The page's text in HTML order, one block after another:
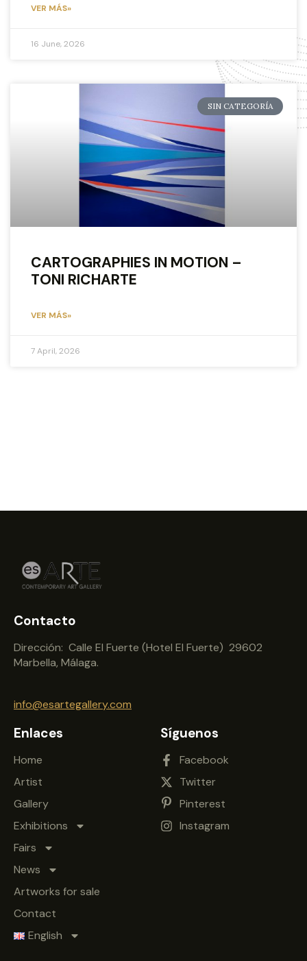
VER MÁS»
16 June, 2026
SIN CATEGORÍA
CARTOGRAPHIES IN MOTION –
TONI RICHARTE
VER MÁS»
7 April, 2026
Contacto
Dirección: Calle El Fuerte (Hotel El Fuerte) 29602
Marbella, Málaga.
info@esartegallery.com
Enlaces
Home
Artist
Gallery
Exhibitions
Fairs
News
Artworks for sale
Contact
English
Síguenos
Facebook
Twitter
Pinterest
Instagram